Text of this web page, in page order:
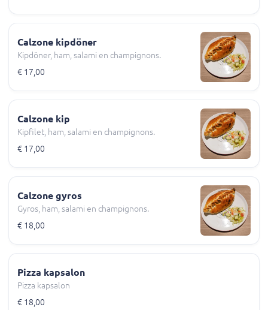
Calzone kipdöner
Kipdöner, ham, salami en champignons.
€ 17,00
Calzone kip
Kipfilet, ham, salami en champignons.
€ 17,00
Calzone gyros
Gyros, ham, salami en champignons.
€ 18,00
Pizza kapsalon
Pizza kapsalon
€ 18,00